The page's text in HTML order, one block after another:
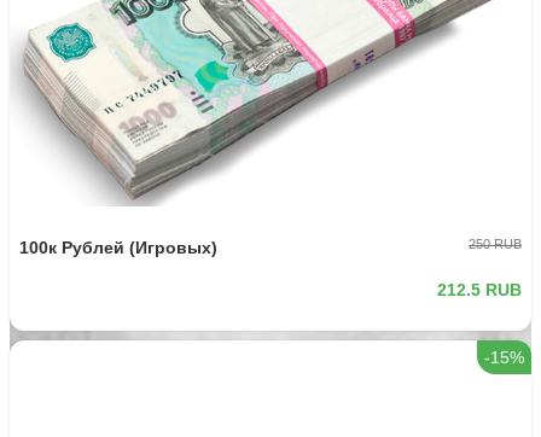
100к Рублей (Игровых) 250 RUB
212.5 RUB
-15%